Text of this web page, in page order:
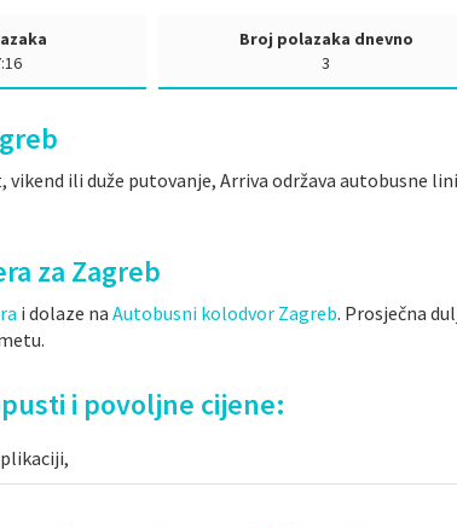
Broj polazaka dnevno
3
ili duže putovanje, Arriva održava autobusne
za Zagreb
i dolaze na Autobusni kolodvor Zagreb. Prosječna
i povoljne cijene: